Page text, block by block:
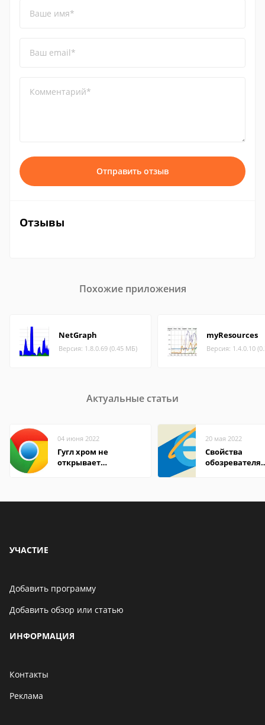
Ваше имя*
Ваш email*
Комментарий*
Отправить отзыв
Отзывы
Похожие приложения
NetGraph
Версия: 1.8.0.69 (0.45 МБ)
myResources
Версия: 1.4.0.10
Актуальные статьи
04 июня 2022
Гугл хром не
открывает
20 мая 2022
Свойства
обозревателя
УЧАСТИЕ
Добавить программу
Добавить обзор или статью
ИНФОРМАЦИЯ
Контакты
Реклама